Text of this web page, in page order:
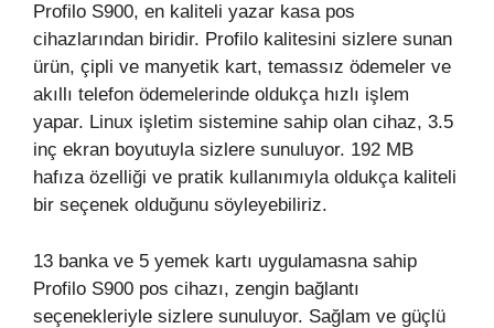
Profilo S900, en kaliteli yazar kasa pos
cihazlarından biridir. Profilo kalitesini sizlere sunan
ürün, çipli ve manyetik kart, temassız ödemeler ve
akıllı telefon ödemelerinde oldukça hızlı işlem
yapar. Linux işletim sistemine sahip olan cihaz, 3.5
inç ekran boyutuyla sizlere sunuluyor. 192 MB
hafıza özelliği ve pratik kullanımıyla oldukça kaliteli
bir seçenek olduğunu söyleyebiliriz.
13 banka ve 5 yemek kartı uygulamasna sahip
Profilo S900 pos cihazı, zengin bağlantı
seçenekleriyle sizlere sunuluyor. Sağlam ve güçlü